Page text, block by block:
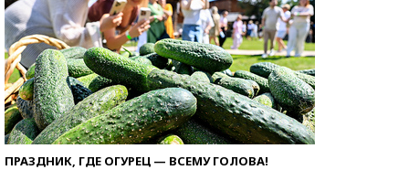
ПРАЗДНИК, ГДЕ ОГУРЕЦ — ВСЕМУ ГОЛОВА!